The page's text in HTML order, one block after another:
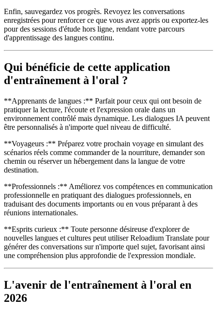
Enfin, sauvegardez vos progrès. Revoyez les conversations
enregistrées pour renforcer ce que vous avez appris ou exportez-les
pour des sessions d'étude hors ligne, rendant votre parcours
d'apprentissage des langues continu.
Qui bénéficie de cette application
d'entraînement à l'oral ?
**Apprenants de langues :** Parfait pour ceux qui ont besoin de
pratiquer la lecture, l'écoute et l'expression orale dans un
environnement contrôlé mais dynamique. Les dialogues IA peuvent
être personnalisés à n'importe quel niveau de difficulté.
**Voyageurs :** Préparez votre prochain voyage en simulant des
scénarios réels comme commander de la nourriture, demander son
chemin ou réserver un hébergement dans la langue de votre
destination.
**Professionnels :** Améliorez vos compétences en communication
professionnelle en pratiquant des dialogues professionnels, en
traduisant des documents importants ou en vous préparant à des
réunions internationales.
**Esprits curieux :** Toute personne désireuse d'explorer de
nouvelles langues et cultures peut utiliser Reloadium Translate pour
générer des conversations sur n'importe quel sujet, favorisant ainsi
une compréhension plus approfondie de l'expression mondiale.
L'avenir de l'entraînement à l'oral en
2026